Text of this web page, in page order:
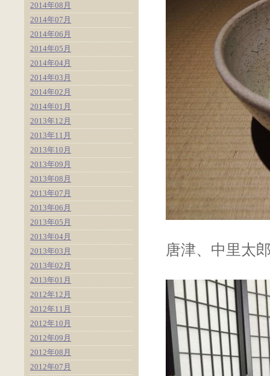
唐津、中里太
2014年08月
2014年07月
2014年06月
2014年05月
2014年04月
2014年03月
2014年02月
2014年01月
2013年12月
2013年11月
2013年10月
2013年09月
2013年08月
2013年07月
2013年06月
2013年05月
2013年04月
2013年03月
2013年02月
2013年01月
2012年12月
2012年11月
2012年10月
2012年09月
2012年08月
2012年07月